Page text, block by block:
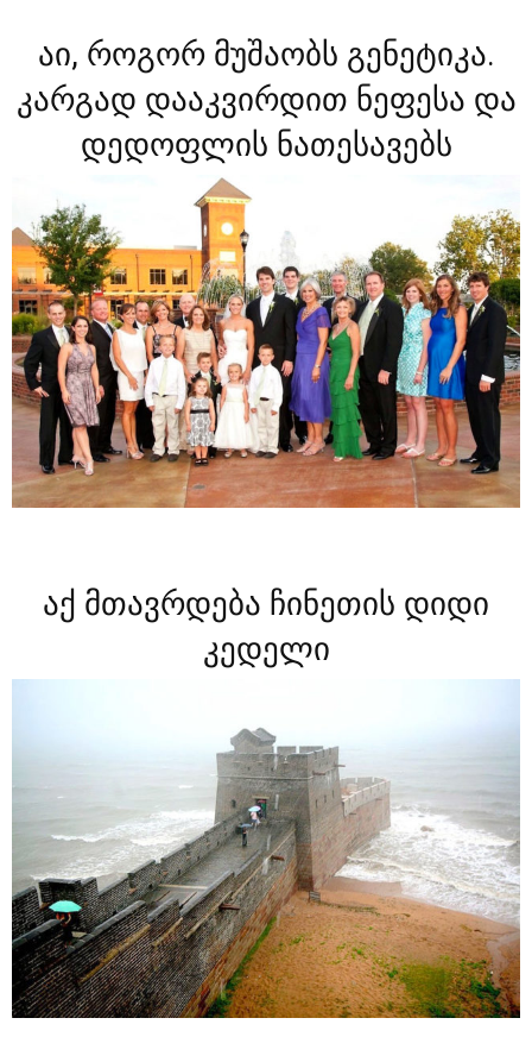
აი, როგორ მუშაობს გენეტიკა.
კარგად დააკვირდით ნეფესა და
დედოფლის ნათესავებს
აქ მთავრდება ჩინეთის დიდი
კედელი